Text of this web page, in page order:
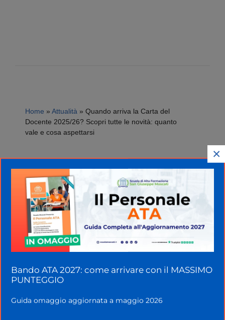
Home » Attualità » Quando arriva la Carta del
Docente 2025/26? Scopri tutte le novità: quanto
vale e cosa aspettarsi
×
Bando ATA 2027: come arrivare con il MASSIMO
PUNTEGGIO
Guida omaggio aggiornata a maggio 2026